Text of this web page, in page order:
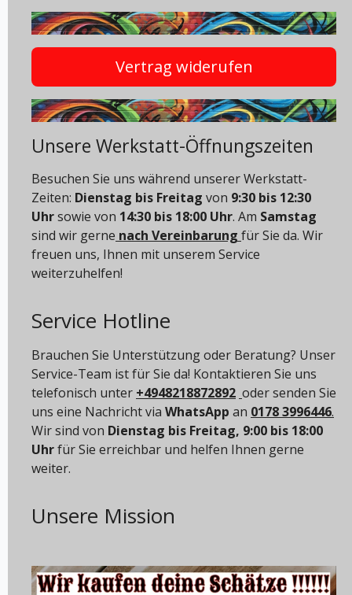
Vertrag widerufen
Unsere Werkstatt-Öffnungszeiten
Besuchen Sie uns während unserer Werkstatt-
Zeiten: Dienstag bis Freitag von 9:30 bis 12:30
Uhrsowie von 14:30 bis 18:00 Uhr. Am Samstag
sind wir gerne nach Vereinbarung für Sie da. Wir
freuen uns, Ihnen mit unserem Service
weiterzuhelfen!
Service Hotline
Brauchen Sie Unterstützung oder Beratung? Unser
Service-Team ist für Sie da! Kontaktieren Sie uns
telefonisch unter +4948218872892 oder senden Sie
uns eine Nachricht via WhatsApp an 0178 3996446.
Wir sind von Dienstag bis Freitag, 9:00 bis 18:00
Uhrfür Sie erreichbar und helfen Ihnen gerne
weiter.
Unsere Mission